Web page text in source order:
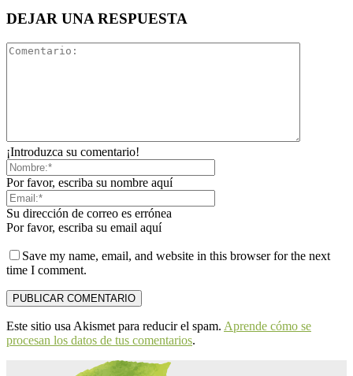
DEJAR UNA RESPUESTA
¡Introduzca su comentario!
Por favor, escriba su nombre aquí
Su dirección de correo es errónea
Por favor, escriba su email aquí
Save my name, email, and website in this browser for the next
time I comment.
Este sitio usa Akismet para reducir el spam. Aprende cómo se
procesan los datos de tus comentarios.